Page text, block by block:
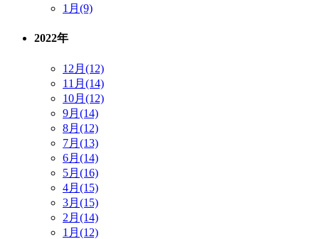
1月(9)
2022年
12月(12)
11月(14)
10月(12)
9月(14)
8月(12)
7月(13)
6月(14)
5月(16)
4月(15)
3月(15)
2月(14)
1月(12)